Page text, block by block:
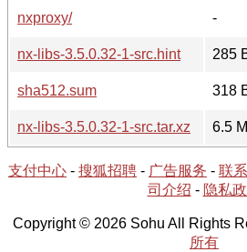
nxproxy/
-
nx-libs-3.5.0.32-1-src.hint
285
sha512.sum
318
nx-libs-3.5.0.32-1-src.tar.xz
6.5
支付中心 - 搜狐招聘 - 广告服务 - 联
司介绍 - 隐私
Copyright © 2026 Sohu All Rights
所有